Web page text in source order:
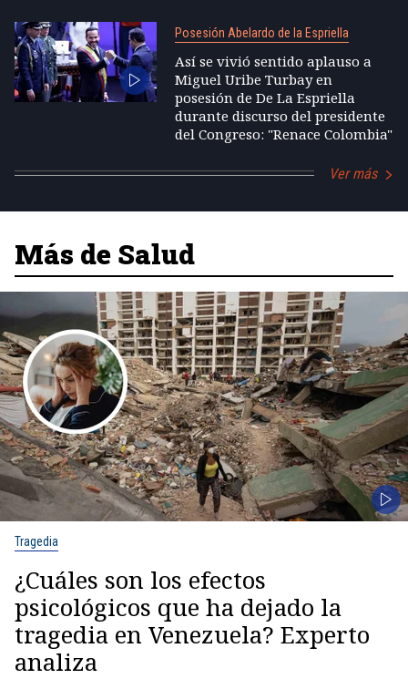
Posesión Abelardo de la Espriella
Así se vivió sentido aplauso a
Miguel Uribe Turbay en
posesión de De La Espriella
durante discurso del presidente
del Congreso: "Renace Colombia"
Ver más
Más de Salud
Tragedia
¿Cuáles son los efectos
psicológicos que ha dejado la
tragedia en Venezuela? Experto
analiza